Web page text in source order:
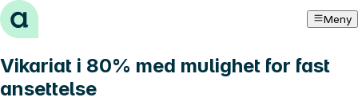
Hopp til innhold Meny
Vikariat i 80% med mulighet for fast
ansettelse